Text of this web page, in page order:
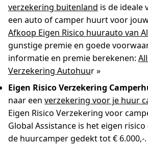
verzekering buitenland is de ideale
een auto of camper huurt voor
Afkoop Eigen Risico huurauto van
gunstige premie en goede
informatie en premie berekenen:
Verzekering Autohuur »
Eigen Risico Verzekering
naar een verzekering voor je huur
Eigen Risico Verzekering voor
Global Assistance is het eigen
de huurcamper gedekt tot € 6.000,-